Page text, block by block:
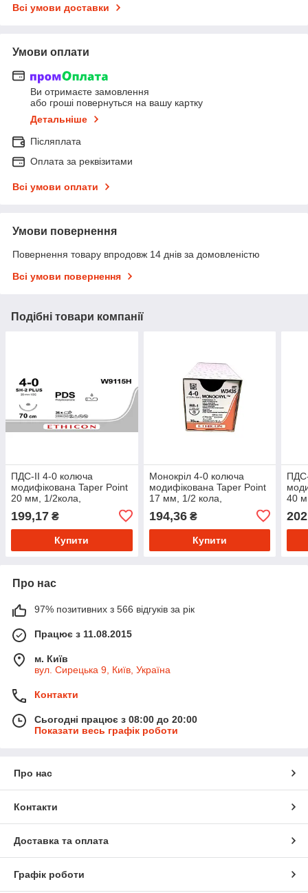
Всі умови доставки
Умови оплати
Ви отримаєте замовлення
або гроші повернуться на вашу картку
Детальніше
Післяплата
Оплата за реквізитами
Всі умови оплати
Умови повернення
Повернення товару впродовж 14 днів за домовленістю
Всі умови повернення
Подібні товари компанії
ПДС-ІІ 4-0 колюча
модифікована Taper Point
20 мм, 1/2кола,
фіолетовий 70см, 36 шт/
пак
199,17 ₴
Купити
Монокріл 4-0 колюча
модифікована Taper Point
17 мм, 1/2 кола,
фіолетовий 70 см, 12 шт/
пак
194,36₴
Купити
40
пак
Про нас
97% позитивних з 566 відгуків за рік
Працює з 11.08.2015
м. Київ
вул. Сирецька 9, Київ, Україна
Контакти
Сьогодні працює з 08:00 до 20:00
Показати весь графік роботи
Про нас
Контакти
Доставка та оплата
Графік роботи